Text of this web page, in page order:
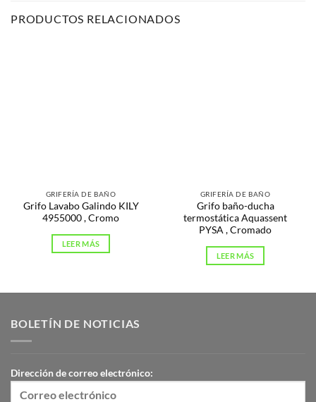
PRODUCTOS RELACIONADOS
GRIFERÍA DE BAÑO
Grifo Lavabo Galindo KILY
4955000 , Cromo
LEER MÁS
GRIFERÍA DE BAÑO
Grifo baño-ducha
termostática Aquassent
PYSA , Cromado
LEER MÁS
BOLETÍN DE NOTICIAS
Dirección de correo electrónico: